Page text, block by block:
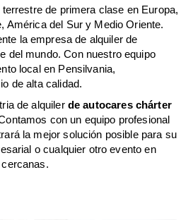
de primera clase en Europa,
América del Sur y Medio Oriente.
la empresa de alquiler de
del mundo. Con nuestro equipo
local en Pensilvania,
de alta calidad.
de alquiler de autocares chárter
con un equipo profesional
la mejor solución posible para su
o cualquier otro evento en